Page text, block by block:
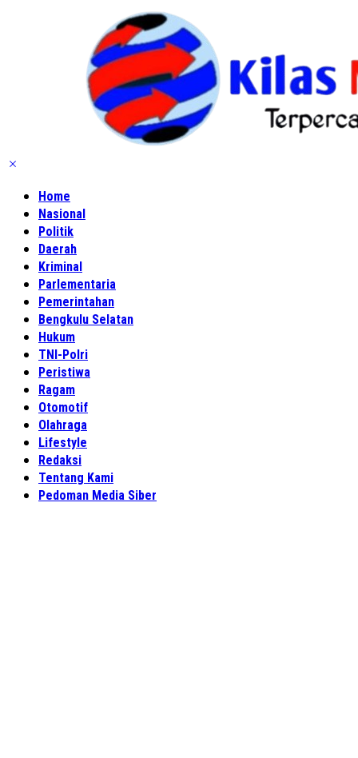
Home
Nasional
Politik
Daerah
Kriminal
Parlementaria
Pemerintahan
Bengkulu Selatan
Hukum
TNI-Polri
Peristiwa
Ragam
Otomotif
Olahraga
Lifestyle
Redaksi
Tentang Kami
Pedoman Media Siber